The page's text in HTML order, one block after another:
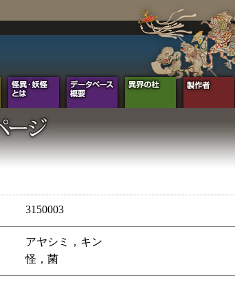
3150003
アヤシミ，キン
怪，菌